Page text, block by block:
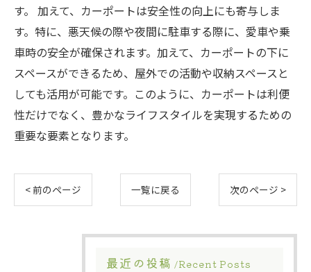
す。 加えて、カーポートは安全性の向上にも寄与しま
す。特に、悪天候の際や夜間に駐車する際に、愛車や乗
車時の安全が確保されます。加えて、カーポートの下に
スペースができるため、屋外での活動や収納スペースと
しても活用が可能です。このように、カーポートは利便
性だけでなく、豊かなライフスタイルを実現するための
重要な要素となります。
< 前のページ 一覧に戻る 次のページ >
最近の投稿 Recent Posts